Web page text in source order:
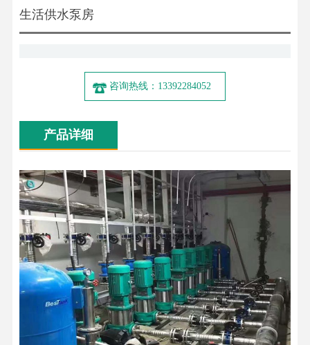
生活供水泵房
咨询热线：13392284052
产品详细